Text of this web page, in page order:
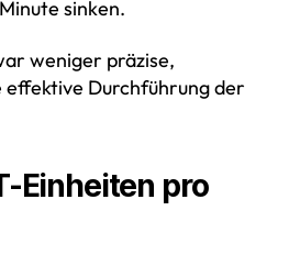
sinken.
weniger präzise,
Durchführung der
Einheiten pro